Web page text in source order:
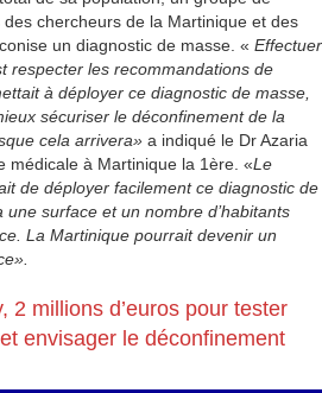
chercheurs de la Martinique et des
un diagnostic de masse. « Effectuer
respecter les recommandations de
à déployer ce diagnostic de masse,
sécuriser le déconfinement de la
cela arrivera» a indiqué le Dr Azaria
médicale à Martinique la 1ère. «Le
de déployer facilement ce diagnostic de
surface et un nombre d’habitants
La Martinique pourrait devenir un
2 millions d’euros pour tester
envisager le déconfinement